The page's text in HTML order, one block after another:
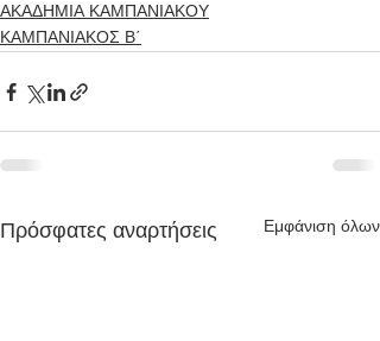
ΑΚΑΔΗΜΙΑ ΚΑΜΠΑΝΙΑΚΟΥ
ΚΑΜΠΑΝΙΑΚΟΣ Β΄
Πρόσφατες αναρτήσεις Εμφάνιση όλων